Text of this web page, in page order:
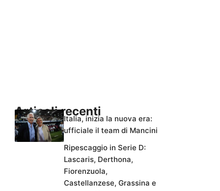
Articoli recenti
Italia, inizia la nuova era:
ufficiale il team di Mancini
Ripescaggio in Serie D:
Lascaris, Derthona,
Fiorenzuola,
Castellanzese, Grassina e